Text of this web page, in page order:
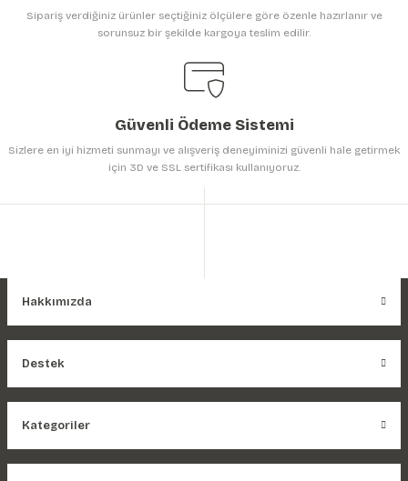
Gönder
Sipariş verdiğiniz ürünler seçtiğiniz ölçülere göre özenle hazırlanır ve
sorunsuz bir şekilde kargoya teslim edilir.
Güvenli Ödeme Sistemi
Sizlere en iyi hizmeti sunmayı ve alışveriş deneyiminizi güvenli hale getirmek
için 3D ve SSL sertifikası kullanıyoruz.
Hakkımızda
Destek
Kategoriler